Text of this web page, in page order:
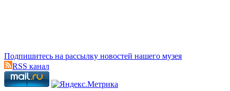
Подпишитесь на рассылку новостей нашего музея
RSS канал